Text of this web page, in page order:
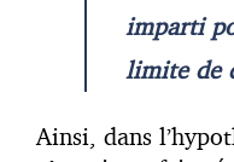
imparti
limite de
Ainsi, dans